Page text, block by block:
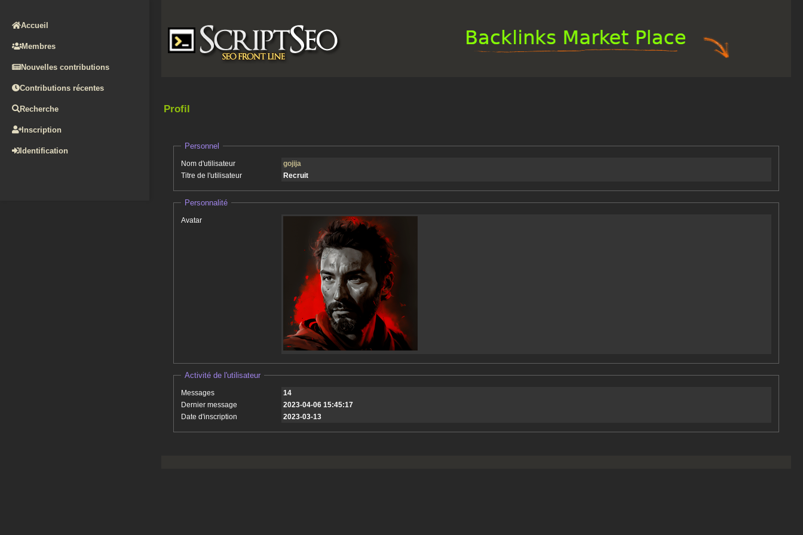
Accueil
Membres
Nouvelles contributions
Contributions récentes
Recherche
Inscription
Identification
Profil
Personnel
Nom d'utilisateur
gojija
Titre de l'utilisateur
Recruit
Personnalité
Avatar
Activité de l'utilisateur
Messages
14
Dernier message
2023-04-06 15:45:17
Date d'inscription
2023-03-13